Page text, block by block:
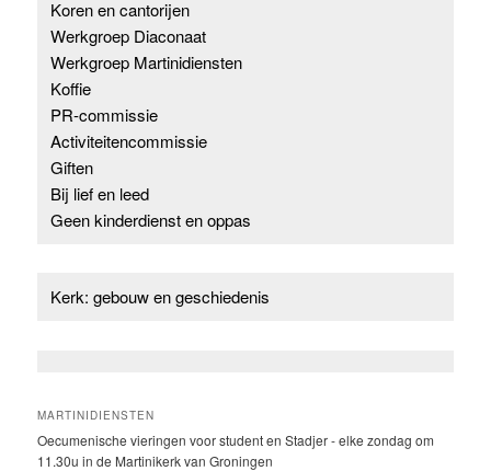
Koren en cantorijen
Werkgroep Diaconaat
Werkgroep Martinidiensten
Koffie
PR-commissie
Activiteitencommissie
Giften
Bij lief en leed
Geen kinderdienst en oppas
Kerk: gebouw en geschiedenis
MARTINIDIENSTEN
Oecumenische vieringen voor student en Stadjer - elke zondag om
11.30u in de Martinikerk van Groningen